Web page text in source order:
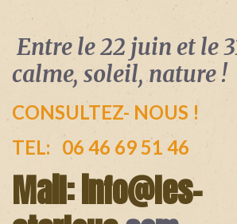
Entre le 22 juin et le
calme, soleil, nature !
CONSULTEZ- NOUS !
TEL: 06 46 69 51 46
Mail: info@les-